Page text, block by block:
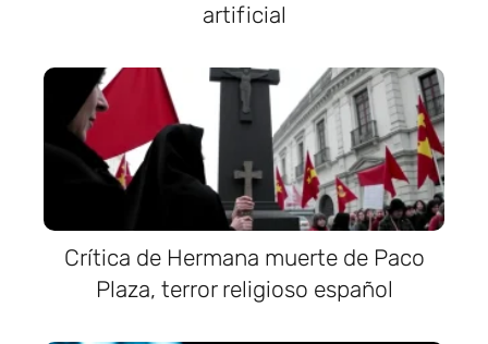
artificial
Crítica de Hermana muerte de Paco
Plaza, terror religioso español